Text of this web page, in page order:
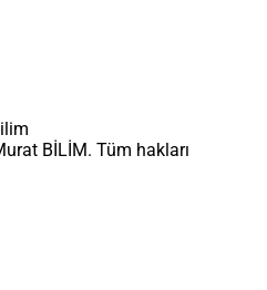
BİLİM. Tüm hakları